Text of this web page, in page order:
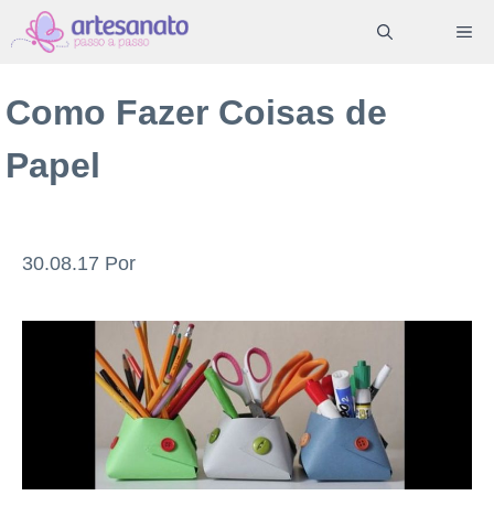
Pular
para
conteúdo
Como Fazer Coisas de
Papel
30.08.17 Por